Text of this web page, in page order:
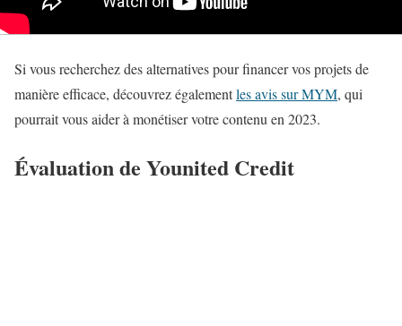
Si vous recherchez des alternatives pour financer vos projets de
manière efficace, découvrez égalementles avis sur MYM, qui
pourrait vous aider à monétiser votre contenu en 2023.
Évaluation de Younited Credit